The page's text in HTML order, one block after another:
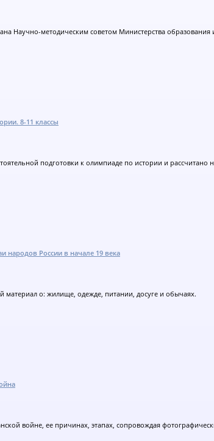
Научно-методическим советом Министерства образования
8-11 классы
подготовки к олимпиаде по истории и рассчитано
народов России в начале 19 века
материал о: жилище, одежде, питании, досуге и обычаях.
войне, ее причинах, этапах, сопровождая